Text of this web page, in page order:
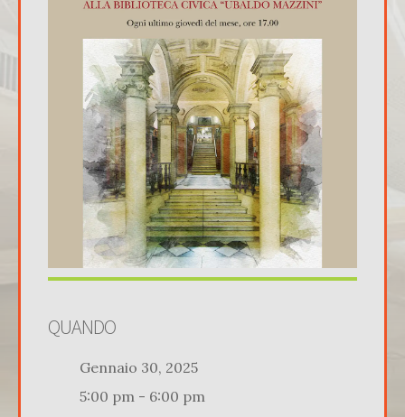
QUANDO
Gennaio 30, 2025
5:00 pm - 6:00 pm